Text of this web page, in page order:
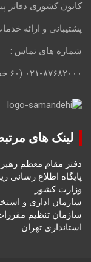
کانون کشوری دفاتر
پشتیبانی و ارائه
شماره های تماس :
۰۲۱-۸۷۶۸۲۰۰۰ (۶۰ خط)
لینک های
دفتر مقام معظم
پایگاه اطلاع رسانی
وزارت کشور
سازمان اداری و
سازمان تنظیم
استانداری تهران